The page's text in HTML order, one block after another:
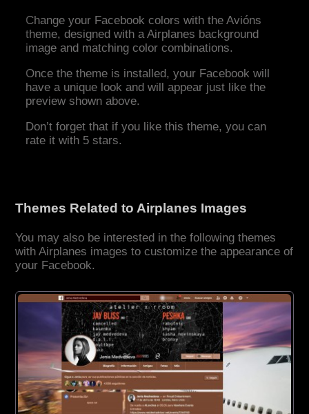
Change your Facebook colors with the Avións
theme, designed with a Airplanes background
image and matching color combinations.
Once the theme is installed, your Facebook will
have a unique look and will appear just like the
preview shown above.
Don’t forget that if you like this theme, you can
rate it with 5 stars.
Themes Related to Airplanes Images
You may also be interested in the following themes
with Airplanes images to customize the appearance of
your Facebook.